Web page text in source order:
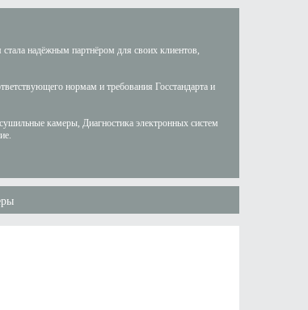
надёжным партнёром для своих клиентов,
нормам и требования Госстандарта и
камеры, Диагностика электронных систем